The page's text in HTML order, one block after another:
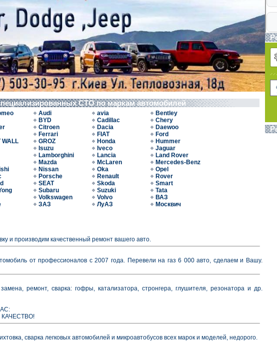
СТО по маркам автомобилей
Audi avia
Bentley
BYD Cadillac
Chery
Citroen Dacia
Daewoo
Ferrari FIAT
Ford
WALL GROZ Honda
Hummer
Isuzu Iveco
Jaguar
Lamborghini Lancia
Land Rover
Mazda McLaren
Mercedes-Benz
Nissan Oka
Opel
Porsche Renault
Rover
SEAT Skoda
Smart
Subaru Suzuki
Tata
Volkswagen Volvo
ВАЗ
ЗАЗ ЛуАЗ
Москвич
и производим качественный ремонт вашего авто.
от профессионалов с 2007 года. Перевели на газ 6 000 авто, сделаем и Вашу.
ремонт, сварка: гофры, катализатора, стронгера, глушителя, резонатора и др.
сварка легковых автомобилей и микроавтобусов всех марок и моделей, недорого.